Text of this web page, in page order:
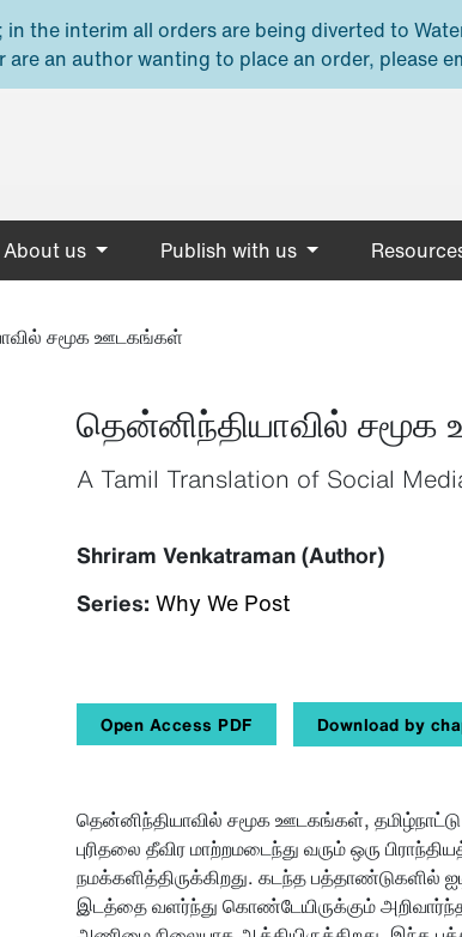
the interim all orders are being diverted to
an author wanting to place an order, please
About us Publish with us
சமூக ஊடகங்கள்
தென்னிந்தியாவில்
A Tamil Translation of Social
Shriram Venkatraman (Author)
Series: Why We Post
Open Access PDF Download by
தென்னிந்தியாவில் சமூக ஊடகங்கள்,
புரிதலை தீவிர மாற்றமடைந்து வரும் ஒரு
நமக்களித்திருக்கிறது. கடந்த பத்தாண்டுகளில்
இடத்தை வளர்ந்து கொண்டேயிருக்கும் அறிவார்ந்த